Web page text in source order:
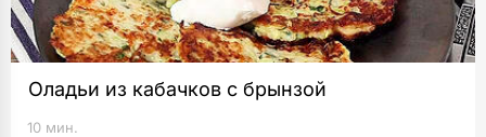
Оладьи из кабачков с брынзой
10 мин.